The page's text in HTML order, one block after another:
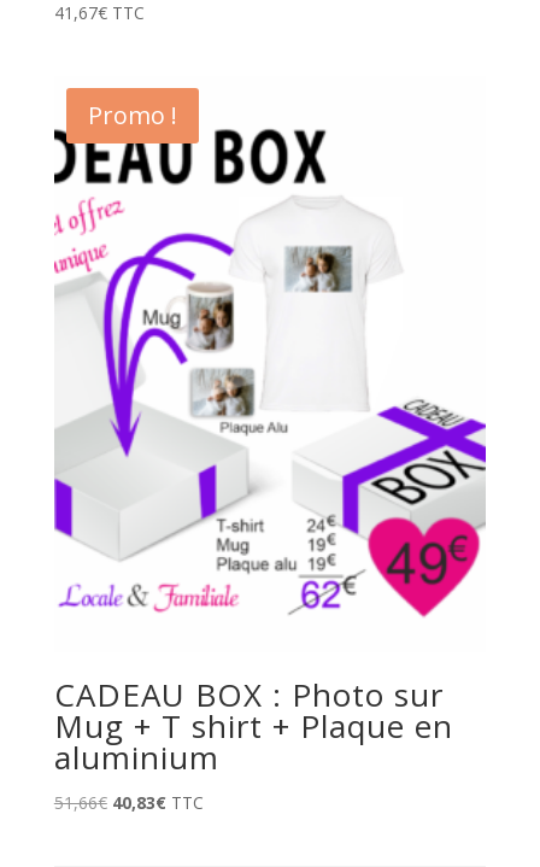
41,67€ TTC
Promo !
CADEAU BOX : Photo sur
Mug + T shirt + Plaque en
aluminium
51,66€ Le
40,83€LeTTC